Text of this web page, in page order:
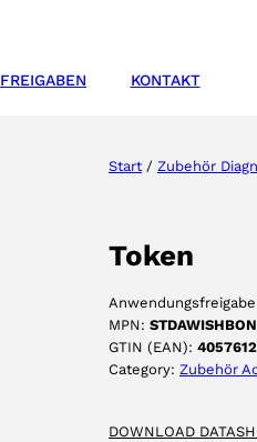
FREIGABEN KONTAKT
Start / Zubehör
Token
MPN:
GTIN (EAN):
Category: Zubehör
DOWNLOAD